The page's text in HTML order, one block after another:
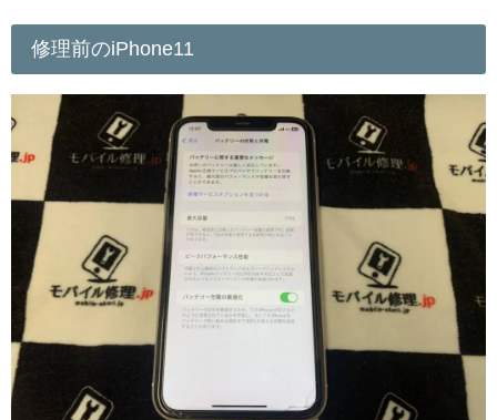
修理前のiPhone11